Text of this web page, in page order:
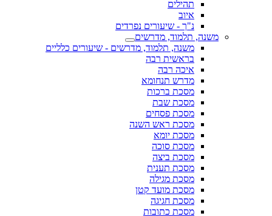
תהילים
איוב
נ"ך - שיעורים נפרדים
משנה, תלמוד, מדרשים
משנה, תלמוד, מדרשים - שיעורים כלליים
בראשית רבה
איכה רבה
מדרש תנחומא
מסכת ברכות
מסכת שבת
מסכת פסחים
מסכת ראש השנה
מסכת יומא
מסכת סוכה
מסכת ביצה
מסכת תענית
מסכת מגילה
מסכת מועד קטן
מסכת חגיגה
מסכת כתובות